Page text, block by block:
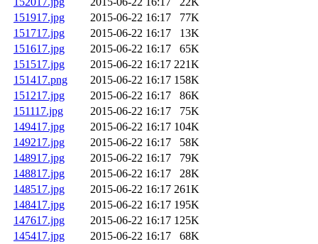
151917.jpg
2015-06-22 16:17
77K
151717.jpg
2015-06-22 16:17
13K
151617.jpg
2015-06-22 16:17
65K
151517.jpg
2015-06-22 16:17 221K
151417.png
2015-06-22 16:17 158K
151217.jpg
2015-06-22 16:17
86K
151117.jpg
2015-06-22 16:17
75K
149417.jpg
2015-06-22 16:17 104K
149217.jpg
2015-06-22 16:17
58K
148917.jpg
2015-06-22 16:17
79K
148817.jpg
2015-06-22 16:17
28K
148517.jpg
2015-06-22 16:17 261K
148417.jpg
2015-06-22 16:17 195K
147617.jpg
2015-06-22 16:17 125K
145417.jpg
2015-06-22 16:17
68K